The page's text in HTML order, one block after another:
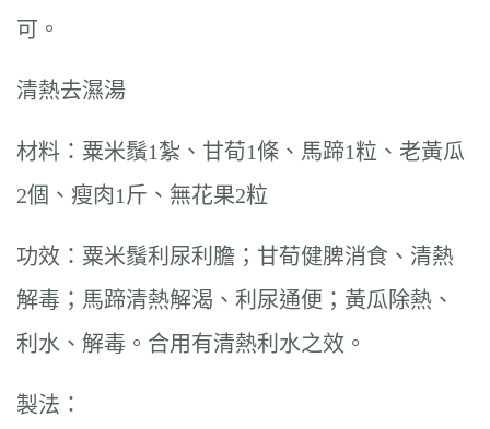
可。
清熱去濕湯
材料：粟米鬚1紮、甘荀1條、馬蹄1粒、老黃瓜
2個、瘦肉1斤、無花果2粒
功效：粟米鬚利尿利膽；甘荀健脾消食、清熱
解毒；馬蹄清熱解渴、利尿通便；黃瓜除熱、
利水、解毒。合用有清熱利水之效。
製法：